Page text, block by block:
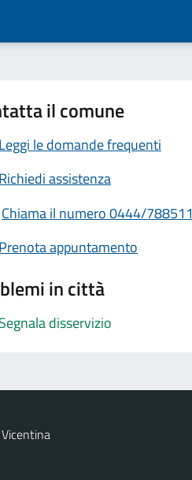
il comune
Leggi le domande frequenti
Richiedi assistenza
Chiama il numero 0444/788511
Prenota appuntamento
in città
Segnala disservizio